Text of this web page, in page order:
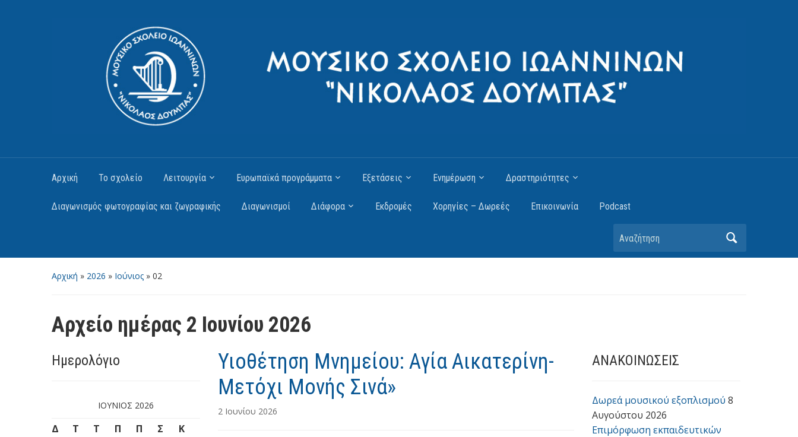
Αρχική Το σχολείο Λειτουργία Ευρωπαϊκά προγράμματα Εξετάσεις Ενημέρωση Δραστηριότητες
Διαγωνισμός φωτογραφίας και ζωγραφικής Διαγωνισμοί Διάφορα Εκδρομές Χορηγίες – Δωρεές Επικοινωνία Podcast
Αρχική » 2026 » Ιούνιος » 02
Αρχείο ημέρας 2 Ιουνίου 2026
Ημερολόγιο
ΙΟΎΝΙΟΣ 2026
Δ Τ Τ Π Π Σ
Κ
Υιοθέτηση Μνημείου: Αγία Αικατερίνη-
Μετόχι Μονής Σινά»
2 Ιουνίου 2026
ΑΝΑΚΟΙΝΩΣΕΙΣ
Δωρεά μουσικού εξοπλισμού 8
Αυγούστου 2026
Επιμόρφωση εκπαιδευτικών